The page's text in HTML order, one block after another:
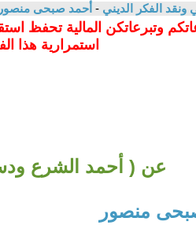
ونقد الفكر الديني - أحمد صبحى منصور
وتبرعاتكن المالية تحفظ
استمرارية هذا
عن ( أحمد الشرع
منصور